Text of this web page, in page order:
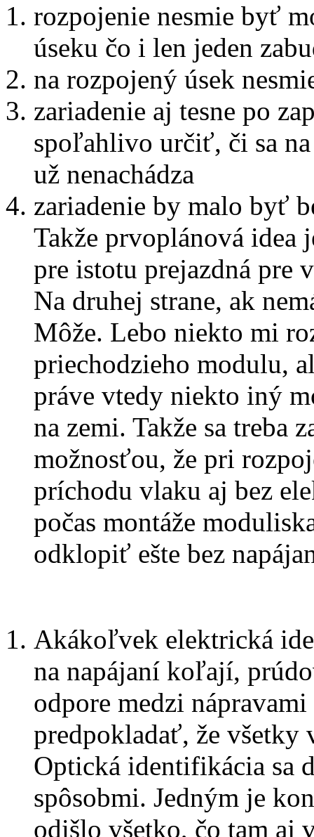
rozpojenie nesmie byť
úseku čo i len jeden
na rozpojený úsek
zariadenie aj tesne po
spoľahlivo určiť, či sa na
už nenachádza
zariadenie by malo byť
Takže prvoplánová idea
pre istotu prejazdná pre
Na druhej strane, ak
Môže. Lebo niekto mi
priechodzieho modulu,
práve vtedy niekto iný
na zemi. Takže sa treba
možnosťou, že pri
príchodu vlaku aj bez
počas montáže
odklopiť ešte bez
Akákoľvek elektrická
na napájaní koľají,
odpore medzi
predpokladať, že všetky
Optická identifikácia sa
spôsobmi. Jedným je
odišlo všetko, čo tam aj